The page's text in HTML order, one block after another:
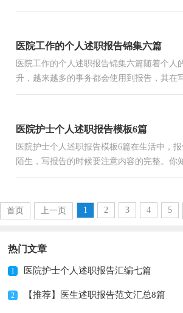
医院工作的个人述职报告锦集六篇
医院工作的个人述职报告锦集六篇随着个人
升，越来越多的事务都会使用到报告，其在
医院护士个人述职报告模板6篇
医院护士个人述职报告模板6篇在生活中，
陌生，写报告的时候要注意内容的完整。你
首页 上一页 1 2 3 4 5
热门文章
1 医院护士个人述职报告汇编七篇
2 【推荐】医生述职报告范文汇总8篇